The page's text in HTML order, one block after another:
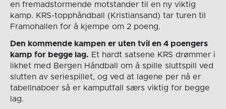
en fremadstormende motstander til en ny viktig
kamp. KRS-topphåndball (Kristiansand) tar turen til
Framohallen for å kjempe om 2 poeng.
Den kommende kampen er uten tvil en 4 poengers
kamp for begge lag. Et hardt satsene KRS drømmer i
likhet med Bergen Håndball om å spille sluttspill ved
slutten av seriespillet, og ved at lagene per nå er
tabellnaboer så er kamputfall særs viktig for begge
lag.